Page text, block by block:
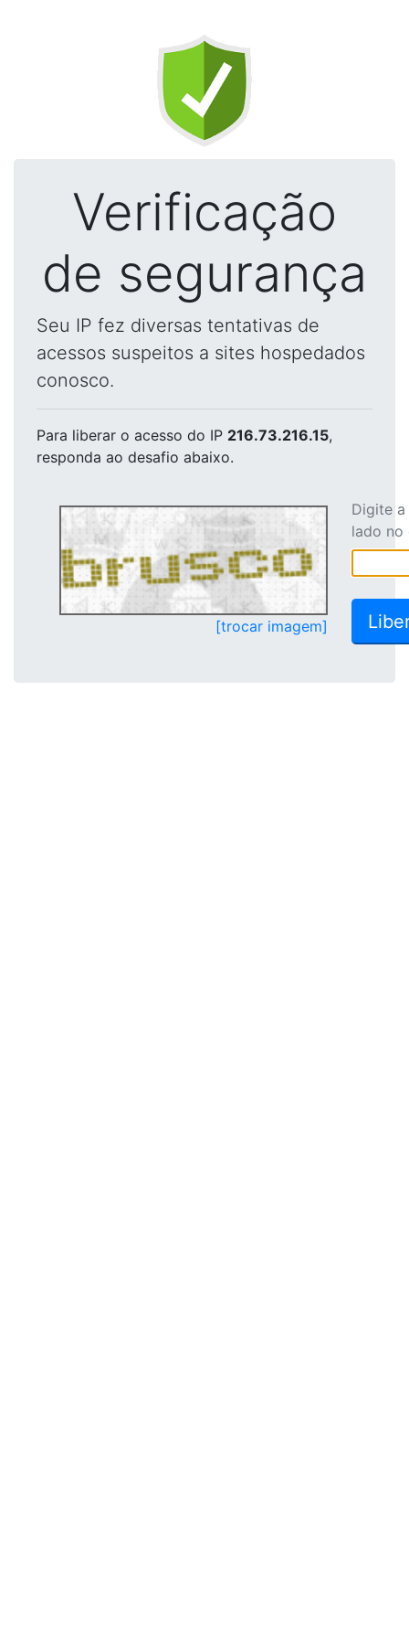
Verificação
de segurança
Seu IP fez diversas tentativas de
acessos suspeitos a sites hospedados
conosco.
Para liberar o acesso do IP 216.73.216.15,
responda ao desafio abaixo.
[trocar imagem]
Digite
lado no